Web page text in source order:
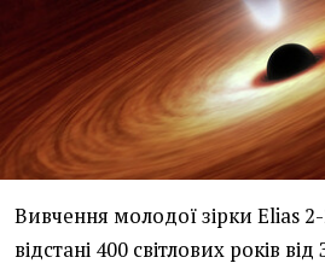
Вивчення молодої зірки Elias
відстані 400 світлових років від